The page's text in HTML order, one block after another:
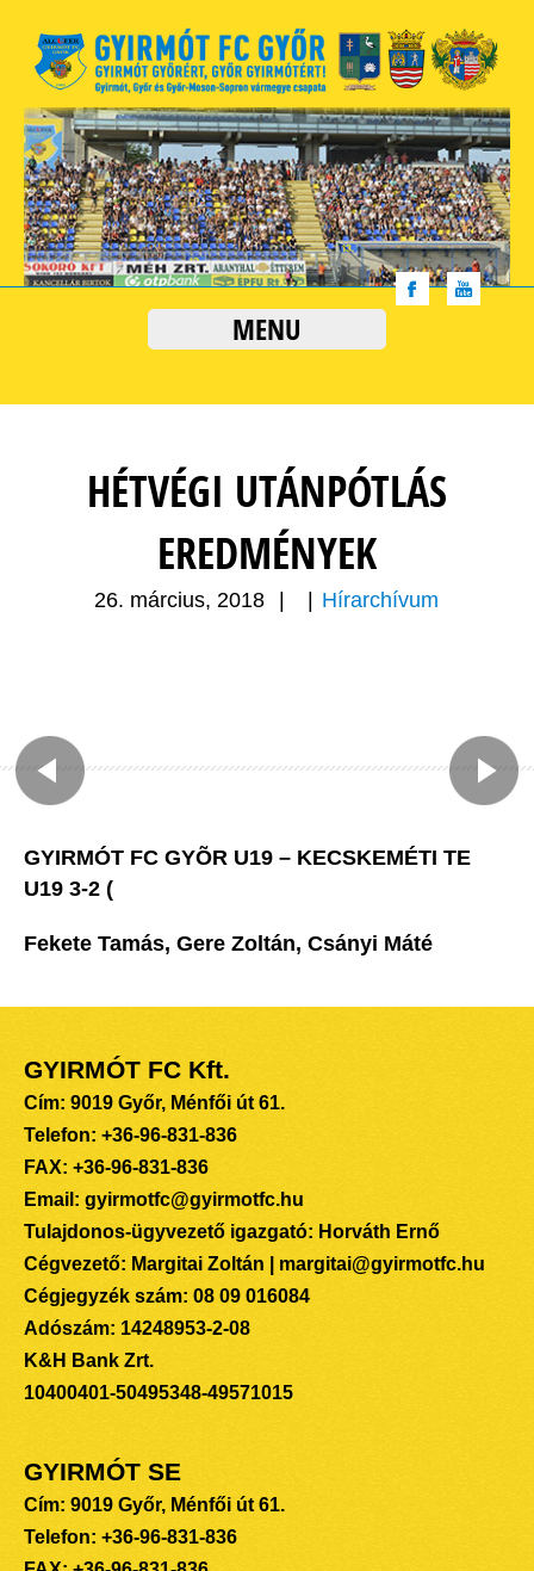
MENU
HÉTVÉGI UTÁNPÓTLÁS
EREDMÉNYEK
26. március, 2018 Hírarchívum
GYIRMÓT FC GYÕR U19 – KECSKEMÉTI TE
U19 3-2 (
Fekete Tamás, Gere Zoltán, Csányi Máté
GYIRMÓT FC Kft.
Cím: 9019 Győr, Ménfői út 61.
Telefon: +36-96-831-836
FAX: +36-96-831-836
Email: gyirmotfc@gyirmotfc.hu
Tulajdonos-ügyvezető igazgató: Horváth Ernő
Cégvezető: Margitai Zoltán | margitai@gyirmotfc.hu
Cégjegyzék szám: 08 09 016084
Adószám: 14248953-2-08
K&H Bank Zrt.
10400401-50495348-49571015
GYIRMÓT SE
Cím: 9019 Győr, Ménfői út 61.
Telefon: +36-96-831-836